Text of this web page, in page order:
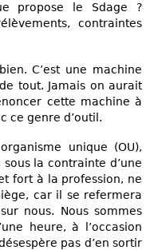
propose le Sdage ?
contraintes
C’est une machine
tout. Jamais on aurait
cette machine à
ce genre d’outil.
unique (OU),
la contrainte d’une
fort à la profession, ne
car il se refermera
nous. Nous sommes
heure, à l’occasion
pas d’en sortir